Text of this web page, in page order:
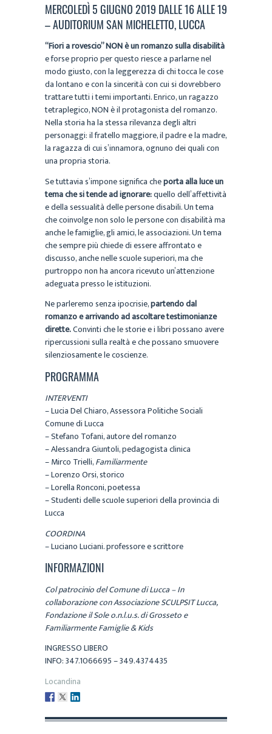
MERCOLEDÌ 5 GIUGNO 2019 DALLE 16 ALLE 19
– AUDITORIUM SAN MICHELETTO, LUCCA
“Fiori a rovescio” NON è un romanzo sulla disabilità
e forse proprio per questo riesce a parlarne nel
modo giusto, con la leggerezza di chi tocca le cose
da lontano e con la sincerità con cui si dovrebbero
trattare tutti i temi importanti. Enrico, un ragazzo
tetraplegico, NON è il protagonista del romanzo.
Nella storia ha la stessa rilevanza degli altri
personaggi: il fratello maggiore, il padre e la madre,
la ragazza di cui s’innamora, ognuno dei quali con
una propria storia.
Se tuttavia s’impone significa cheporta alla luce un
tema che si tende ad ignorare:quello dell’affettività
e della sessualità delle persone disabili. Un tema
che coinvolge non solo le persone con disabilità ma
anche le famiglie, gli amici, le associazioni. Un tema
che sempre più chiede di essere affrontato e
discusso, anche nelle scuole superiori, ma che
purtroppo non ha ancora ricevuto un’attenzione
adeguata presso le istituzioni.
Ne parleremo senza ipocrisie,partendo dal
romanzo e arrivando ad ascoltare testimonianze
dirette.Convinti che le storie e i libri possano avere
ripercussioni sulla realtà e che possano smuovere
silenziosamente le coscienze.
PROGRAMMA
INTERVENTI
– Lucia Del Chiaro, Assessora Politiche Sociali
Comune di Lucca
– Stefano Tofani, autore del romanzo
– Alessandra Giuntoli, pedagogista clinica
– Mirco Trielli,Familiarmente
– Lorenzo Orsi, storico
– Lorella Ronconi, poetessa
– Studenti delle scuole superiori della provincia di
Lucca
COORDINA
– Luciano Luciani. professore e scrittore
INFORMAZIONI
Col patrocinio del Comune di Lucca – In
collaborazione con Associazione SCULPSIT Lucca,
Fondazione il Sole o.n.l.u.s. di Grosseto e
Familiarmente Famiglie & Kids
INGRESSO LIBERO
INFO: 347.1066695 – 349.4374435
Locandina